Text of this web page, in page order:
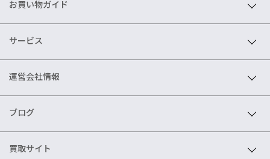
お買い物ガイド
サービス
運営会社情報
ブログ
買取サイト